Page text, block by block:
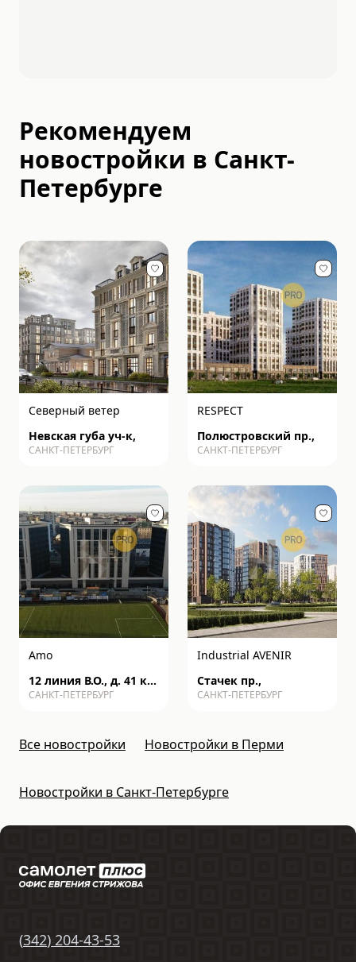
Рекомендуем
новостройки в Санкт-
Петербурге
Северный ветер
Невская губа уч-к,
САНКТ-ПЕТЕРБУРГ
RESPECT
Полюстровский пр.,
САНКТ-ПЕТЕРБУРГ
Amo
12 линия В.О., д. 41 к2
с1
САНКТ-ПЕТЕРБУРГ
Industrial AVENIR
Стачек пр.,
САНКТ-ПЕТЕРБУРГ
Все новостройки Новостройки в Перми
Новостройки в Санкт-Петербурге
(342) 204-43-53